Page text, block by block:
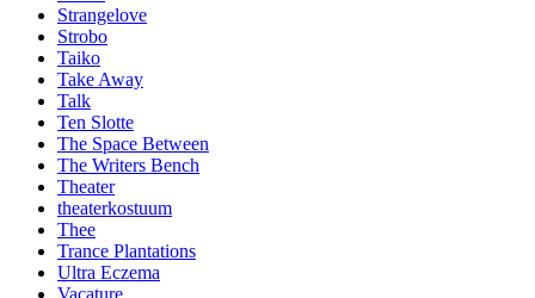
Strangelove
Strobo
Taiko
Take Away
Talk
Ten Slotte
The Space Between
The Writers Bench
Theater
theaterkostuum
Thee
Trance Plantations
Ultra Eczema